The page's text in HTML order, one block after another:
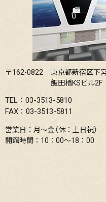
〒162-0822
東京都新宿区下
飯田橋KSビル2F
TEL：03-3513-5810
FAX：03-3513-5811
営業日：月〜金（休：土日祝）
開館時間：10：00〜18：00